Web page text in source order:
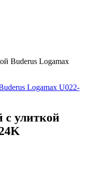
Buderus Logamax
c улиткой